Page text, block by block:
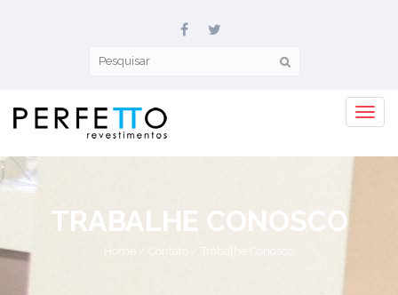
TRABALHE CONOSCO
Home / Contato / Trabalhe Conosco